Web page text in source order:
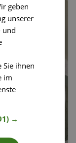
geben
unserer
und
ihnen
im
→